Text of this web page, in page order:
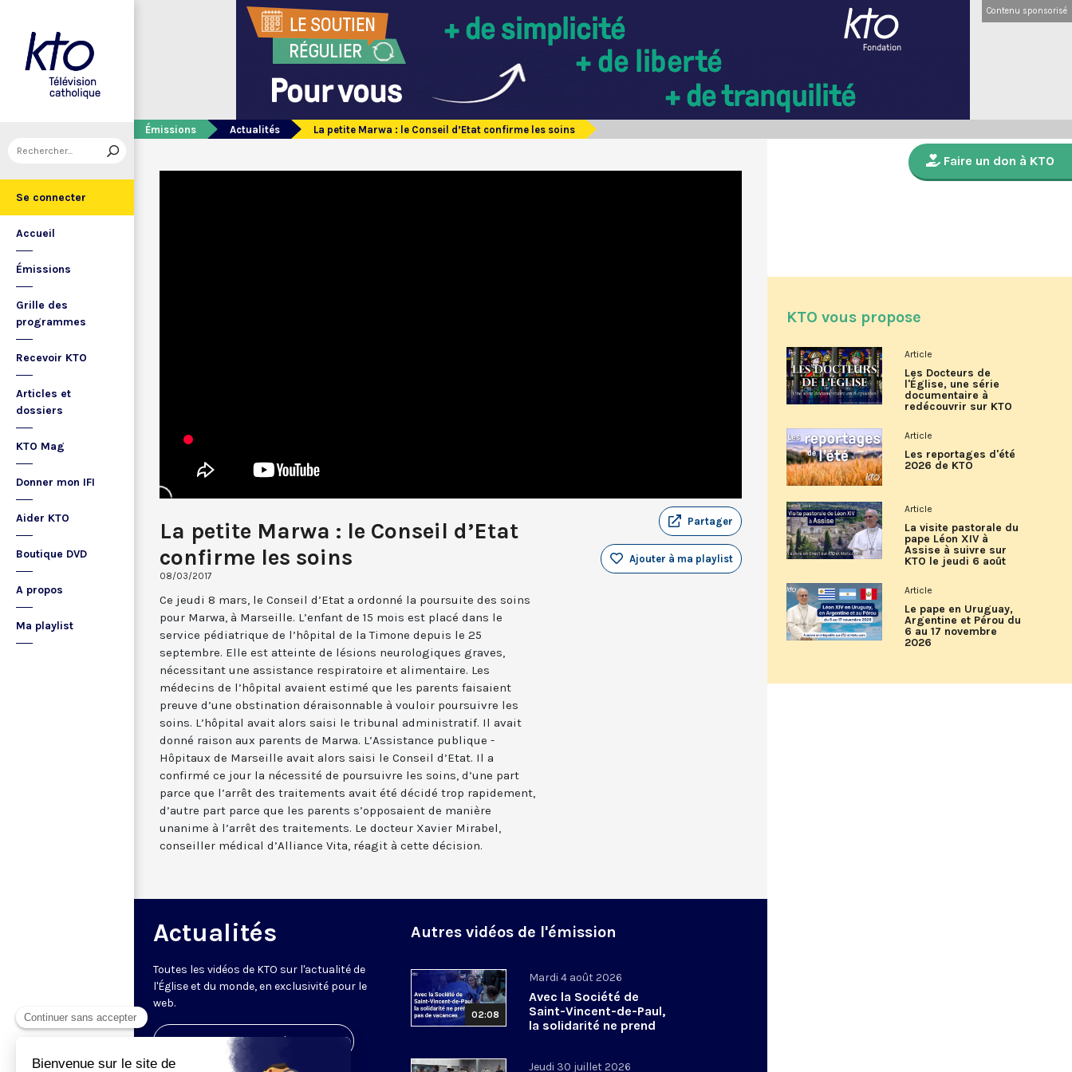
Se connecter
Accueil
Émissions
Grille des
programmes
Recevoir KTO
Articles et
dossiers
KTO Mag
Donner mon IFI
Aider KTO
Boutique DVD
A propos
Ma playlist
Contenu sponsorisé
Émissions Actualités La petite Marwa : le Conseil d’Etat confirme les soins
La petite Marwa : le Conseil d’Etat
confirme les soins
08/03/2017
Partager
Ajouter à ma playlist
Ce jeudi 8 mars, le Conseil d’Etat a ordonné la poursuite des soins
pour Marwa, à Marseille. L’enfant de 15 mois est placé dans le
service pédiatrique de l’hôpital de la Timone depuis le 25
septembre. Elle est atteinte de lésions neurologiques graves,
nécessitant une assistance respiratoire et alimentaire. Les
médecins de l’hôpital avaient estimé que les parents faisaient
preuve d’une obstination déraisonnable à vouloir poursuivre les
soins. L’hôpital avait alors saisi le tribunal administratif. Il avait
donné raison aux parents de Marwa. L’Assistance publique -
Hôpitaux de Marseille avait alors saisi le Conseil d’Etat. Il a
confirmé ce jour la nécessité de poursuivre les soins, d’une part
parce que l’arrêt des traitements avait été décidé trop rapidement,
d’autre part parce que les parents s’opposaient de manière
unanime à l’arrêt des traitements. Le docteur Xavier Mirabel,
conseiller médical d’Alliance Vita, réagit à cette décision.
Actualités
Toutes les vidéos de KTO sur l'actualité de
l'Église et du monde, en exclusivité pour le
web.
Visiter la page de l'émission
Autres vidéos de l'émission
02:08
Mardi 4 août 2026
Avec la Société de
Saint-Vincent-de-Paul,
la solidarité ne prend
Jeudi 30 juillet 2026
Faire un don à KTO
KTO vous propose
Article
Les Docteurs de
l'Église, une série
documentaire à
redécouvrir sur KTO
Article
Les reportages d'été
2026 de KTO
Article
La visite pastorale du
pape Léon XIV à
Assise à suivre sur
KTO le jeudi 6 août
Article
Le pape en Uruguay,
Argentine et Pérou du
6 au 17 novembre
2026